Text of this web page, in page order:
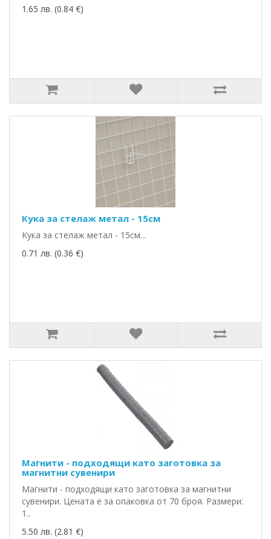
1.65 лв. (0.84 €)
Кука за стелаж метал - 15см
Кука за стелаж метал - 15см...
0.71 лв. (0.36 €)
Магнити - подходящи като заготовка за
магнитни сувенири
Магнити - подходящи като заготовка за магнитни
сувенири. Цената е за опаковка от 70 броя. Размери:
1..
5.50 лв. (2.81 €)